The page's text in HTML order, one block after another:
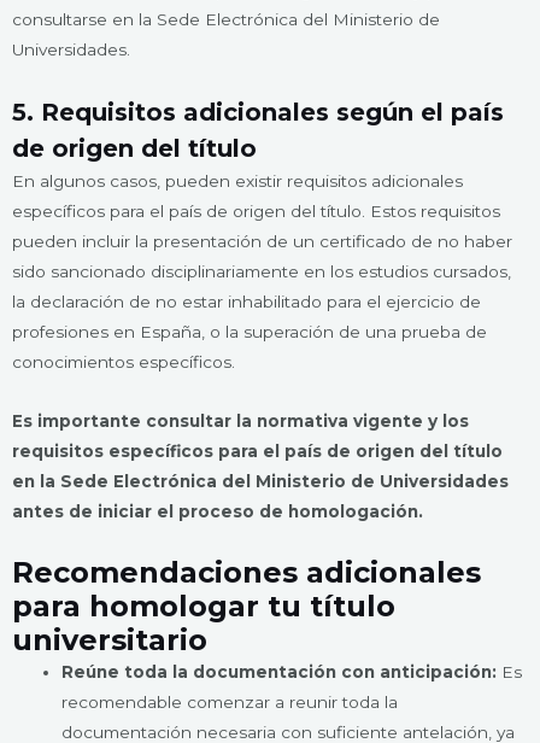
consultarse en la Sede Electrónica del Ministerio de
Universidades.
5. Requisitos adicionales según el país
de origen del título
En algunos casos, pueden existir requisitos adicionales
específicos para el país de origen del título. Estos requisitos
pueden incluir la presentación de un certificado de no haber
sido sancionado disciplinariamente en los estudios cursados,
la declaración de no estar inhabilitado para el ejercicio de
profesiones en España, o la superación de una prueba de
conocimientos específicos.
Es importante consultar la normativa vigente y los
requisitos específicos para el país de origen del título
en la Sede Electrónica del Ministerio de Universidades
antes de iniciar el proceso de homologación.
Recomendaciones adicionales
para homologar tu título
universitario
Reúne toda la documentación con anticipación: Es
recomendable comenzar a reunir toda la
documentación necesaria con suficiente antelación, ya